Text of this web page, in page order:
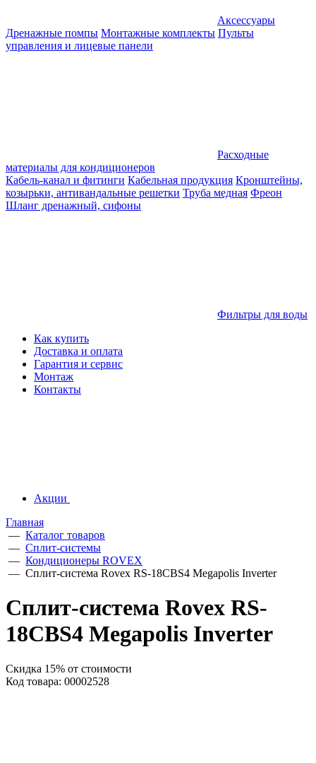
Аксессуары
Дренажные помпы Монтажные комплекты Пульты
управления и лицевые панели
Расходные
материалы для кондиционеров
Кабель-канал и фитинги Кабельная продукция Кронштейны,
козырьки, антивандальные решетки Труба медная Фреон
Шланг дренажный, сифоны
Фильтры для воды
Как купить
Доставка и оплата
Гарантия и сервис
Монтаж
Контакты
Акции
Главная
— Каталог товаров
— Сплит-системы
— Кондиционеры ROVEX
— Сплит-система Rovex RS-18CBS4 Megapolis Inverter
Сплит-система Rovex RS-
18CBS4 Megapolis Inverter
Скидка 15% от стоимости
Код товара: 00002528